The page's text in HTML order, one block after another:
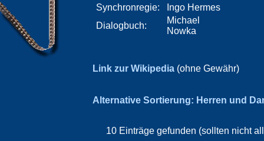
Synchronregie:
Ingo Hermes
Dialogbuch:
Michael
Nowka
Link zur Wikipedia (ohne Gewähr)
Alternative Sortierung: Herren und
10 Einträge gefunden (sollten nicht